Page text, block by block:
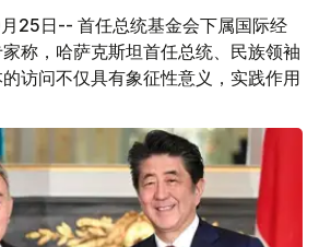
25日-- 首任总统基金会下属国际经
称，哈萨克斯坦首任总统、民族领袖
访问不仅具有象征性意义，实践作用